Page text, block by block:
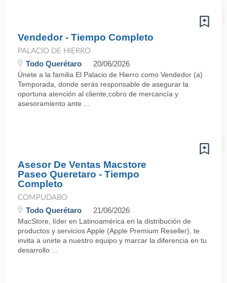
Vendedor - Tiempo Completo
PALACIO DE HIERRO
Todo Querétaro 20/06/2026
Únete a la familia El Palacio de Hierro como Vendedor (a)
Temporada, donde serás responsable de asegurar la
oportuna atención al cliente,cobro de mercancía y
asesoramiento ante ...
Asesor De Ventas Macstore
Paseo Queretaro - Tiempo
Completo
COMPUDABO
Todo Querétaro 21/06/2026
MacStore, líder en Latinoamérica en la distribución de
productos y servicios Apple (Apple Premium Reseller), te
invita a unirte a nuestro equipo y marcar la diferencia en tu
desarrollo ...